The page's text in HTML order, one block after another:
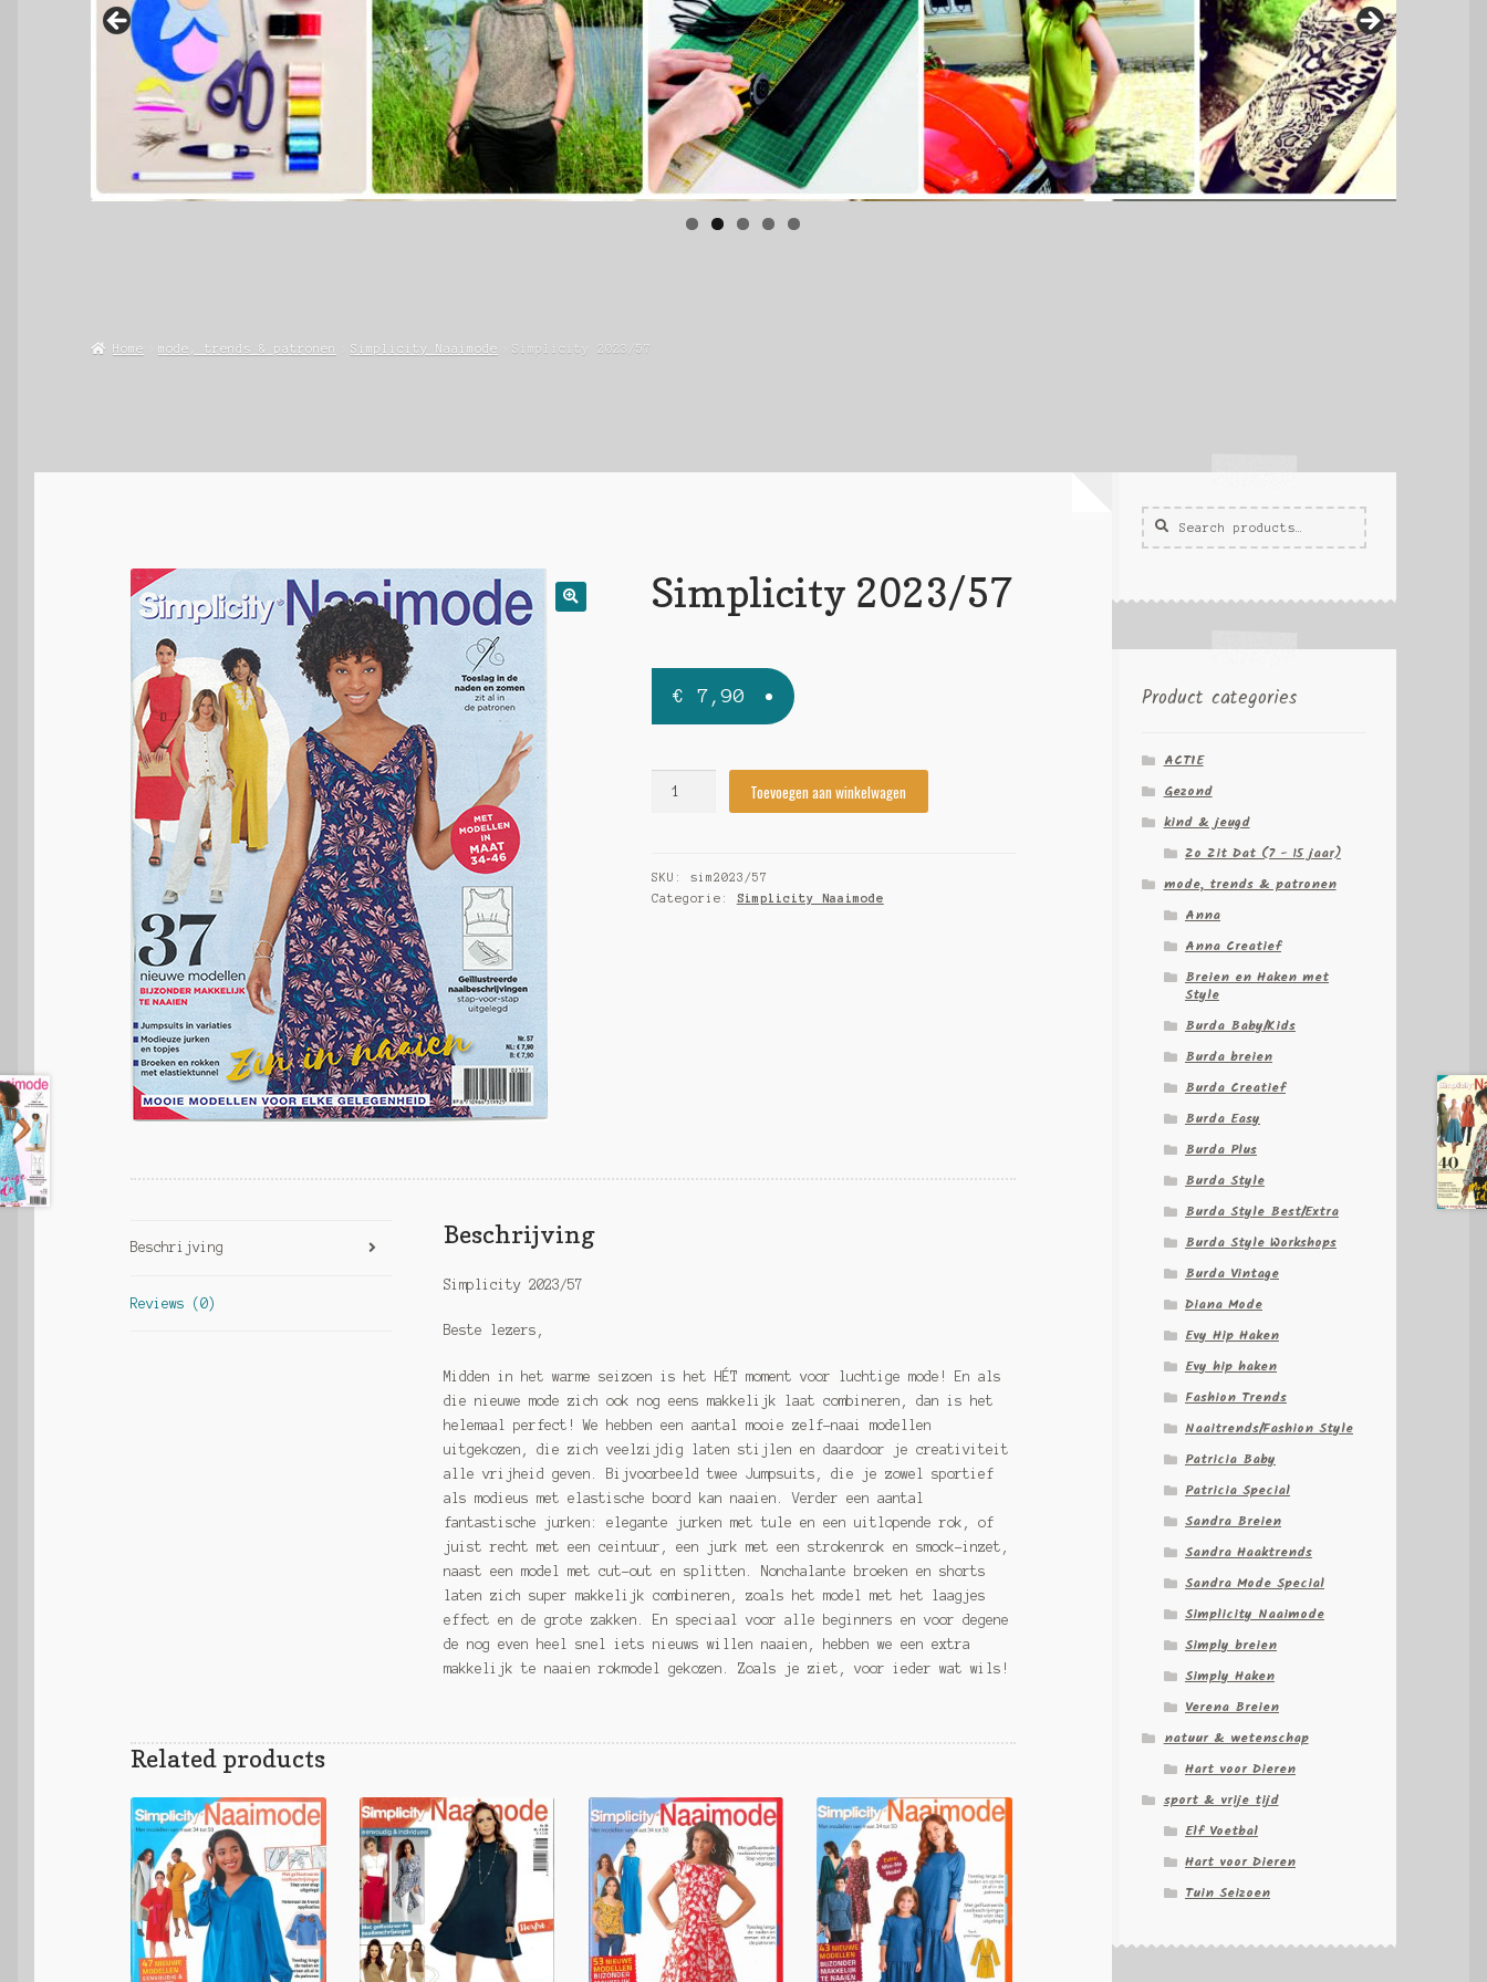
Home mode, trends & patronen Simplicity Naaimode Simplicity 2023/57
Simplicity 2023/57
€ 7,90
Toevoegen aan winkelwagen
SKU: sim2023/57
Categorie: Simplicity Naaimode
Beschrijving
Reviews (0)
Beschrijving
Simplicity 2023/57
Beste lezers,
Midden in het warme seizoen is het HÉT moment voor luchtige mode! En als
die nieuwe mode zich ook nog eens makkelijk laat combineren, dan is het
helemaal perfect! We hebben een aantal mooie zelf-naai modellen
uitgekozen, die zich veelzijdig laten stijlen en daardoor je creativiteit
alle vrijheid geven. Bijvoorbeeld twee Jumpsuits, die je zowel sportief
als modieus met elastische boord kan naaien. Verder een aantal
fantastische jurken: elegante jurken met tule en een uitlopende rok, of
juist recht met een ceintuur, een jurk met een strokenrok en smock-inzet,
naast een model met cut-out en splitten. Nonchalante broeken en shorts
laten zich super makkelijk combineren, zoals het model met het laagjes
effect en de grote zakken. En speciaal voor alle beginners en voor degene
de nog even heel snel iets nieuws willen naaien, hebben we een extra
makkelijk te naaien rokmodel gekozen. Zoals je ziet, voor ieder wat wils!
Related products
Zoeken
voor:
Zoek
Product categories
ACTIE
Gezond
kind & jeugd
Zo Zit Dat (7 - 15 jaar)
mode, trends & patronen
Anna
Anna Creatief
Breien en Haken met
Style
Burda Baby/Kids
Burda breien
Burda Creatief
Burda Easy
Burda Plus
Burda Style
Burda Style Best/Extra
Burda Style Workshops
Burda Vintage
Diana Mode
Evy Hip Haken
Evy hip haken
Fashion Trends
Naaitrends/Fashion Style
Patricia Baby
Patricia Special
Sandra Breien
Sandra Haaktrends
Sandra Mode Special
Simplicity Naaimode
Simply breien
Simply Haken
Verena Breien
natuur & wetenschap
Hart voor Dieren
sport & vrije tijd
Elf Voetbal
Hart voor Dieren
Tuin Seizoen